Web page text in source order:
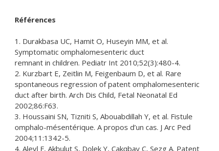
Références
1. Durakbasa UC, Hamit O, Huseyin MM, et al.
Symptomatic omphalomesenteric duct
remnant in children. Pediatr Int 2010;52(3):480-4.
2. Kurzbart E, Zeitlin M, Feigenbaum D, et al. Rare
spontaneous regression of patent omphalomesenteric
duct after birth. Arch Dis Child, Fetal Neonatal Ed
2002;86:F63.
3. Houssaini SN, Tizniti S, Abouabdillah Y, et al. Fistule
omphalo-mésentérique. A propos d’un cas. J Arc Ped
2004;11:1342-5.
4. Alevl F, Akbulut S, Dolek Y, Cakqbay C, Sezg A. Patent